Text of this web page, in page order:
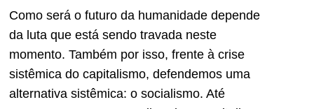
Como será o futuro da humanidade depende
da luta que está sendo travada neste
momento. Também por isso, frente à crise
sistêmica do capitalismo, defendemos uma
alternativa sistêmica: o socialismo. Até